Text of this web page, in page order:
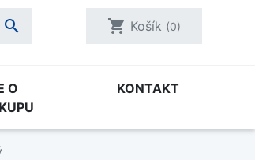
 shopping_cart Košík (0)
O
KONTAKT